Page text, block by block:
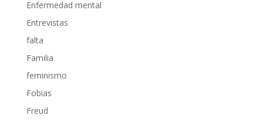
Enfermedad mental
Entrevistas
falta
Familia
feminismo
Fobias
Freud